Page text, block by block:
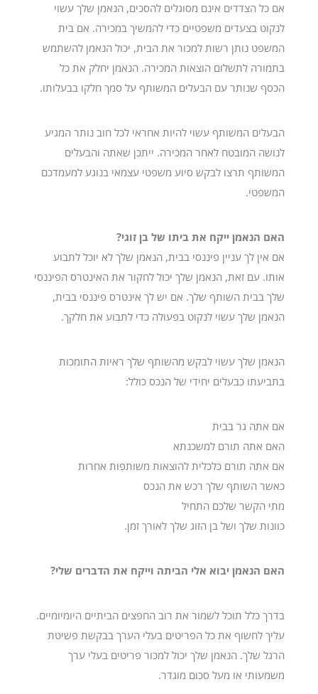
אם כל הצדדים אינם מסוגלים להסכים, הנאמן שלך עשוי
לנקוט בצעדים משפטיים כדי להמשיך במכירה. אם בית
המשפט נותן רשות למכור את הבית, יכול הנאמן להשתמש
בתמורה לתשלום הוצאות המכירה. הנאמן יחלק את כל
הכסף שנותר עם הבעלים המשותף על סמך חלקו בבעלותו.
הבעלים המשותף עשוי להיות אחראי לכל חוב נותר המגיע
לנושה המובטח לאחר המכירה. ייתכן שאתה והבעלים
המשותף תרצו לבקש סיוע משפטי עצמאי בנוגע למעמדכם
המשפטי.
האם הנאמן ייקח את ביתו של בן זוגי?
אם אין לך עניין פיננסי בבית, הנאמן שלך לא יוכל לתבוע
אותו. עם זאת, הנאמן שלך יכול לחקור את האינטרס הפיננסי
שלך בבית השותף שלך. אם יש לך אינטרס פיננסי בבית,
הנאמן שלך עשוי לנקוט בפעולה כדי לתבוע את חלקך.
הנאמן שלך עשוי לבקש מהשותף שלך ראיות התומכות
בתביעתו כבעלים יחידי של הנכס כולל:
אם אתה גר בבית
האם אתה תורם למשכנתא
אם אתה תורם כלכלית להוצאות משותפות אחרות
כאשר השותף שלך רכש את הנכס
מתי הקשר שלכם התחיל
כוונות שלך ושל בן הזוג שלך לאורך זמן.
האם הנאמן יבוא אלי הביתה וייקח את הדברים שלי?
בדרך כלל תוכל לשמור את רוב החפצים הביתיים היומיומיים.
עליך לחשוף את כל הפריטים בעלי הערך בבקשת פשיטת
הרגל שלך. הנאמן שלך יכול למכור פריטים בעלי ערך
משמעותי או מעל סכום מוגדר.